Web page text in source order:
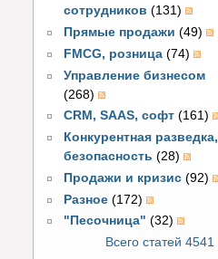
сотрудников (131)
Прямые продажи (49)
FMCG, розница (74)
Управление бизнесом
(268)
CRM, SAAS, софт (161)
Конкурентная разведка,
безопасность (28)
Продажи и кризис (92)
Разное (172)
"Песочница" (32)
Всего статей 4541